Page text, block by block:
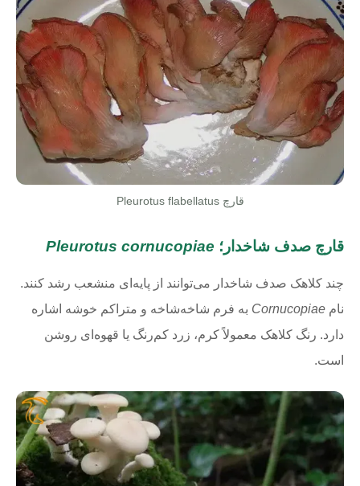
قارچ Pleurotus flabellatus
قارچ صدف شاخدار؛ Pleurotus cornucopiae
چند کلاهک صدف شاخدار می‌توانند از پایه‌ای منشعب رشد کنند.
نام Cornucopiae به فرم شاخه‌شاخه و متراکم خوشه اشاره
دارد. رنگ کلاهک معمولاً کرم، زرد کم‌رنگ یا قهوه‌ای روشن
است.